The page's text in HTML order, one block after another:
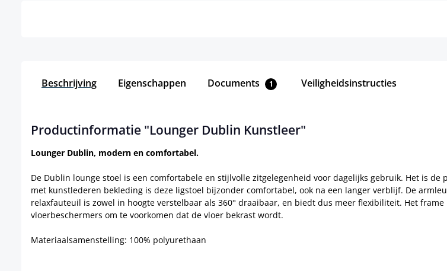
Beschrijving Eigenschappen Documents 1 Veiligheidsinstructies
Productinformatie "Lounger Dublin Kunstleer"
Lounger Dublin, modern en comfortabel.
De Dublin lounge stoel is een comfortabele en stijlvolle zitgelegenheid voor dagelijks gebruik. Het is
met kunstlederen bekleding is deze ligstoel bijzonder comfortabel, ook na een langer verblijf. De
relaxfauteuil is zowel in hoogte verstelbaar als 360° draaibaar, en biedt dus meer flexibiliteit. Het
vloerbeschermers om te voorkomen dat de vloer bekrast wordt.
Materiaalsamenstelling: 100% polyurethaan